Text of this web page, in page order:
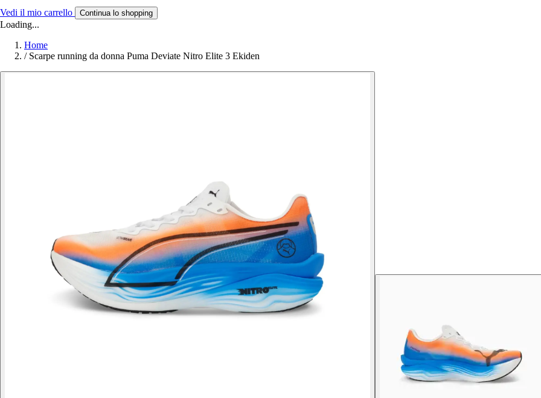
Vedi il mio carrello Continua lo shopping
Loading...
Home
/ Scarpe running da donna Puma Deviate Nitro Elite 3 Ekiden